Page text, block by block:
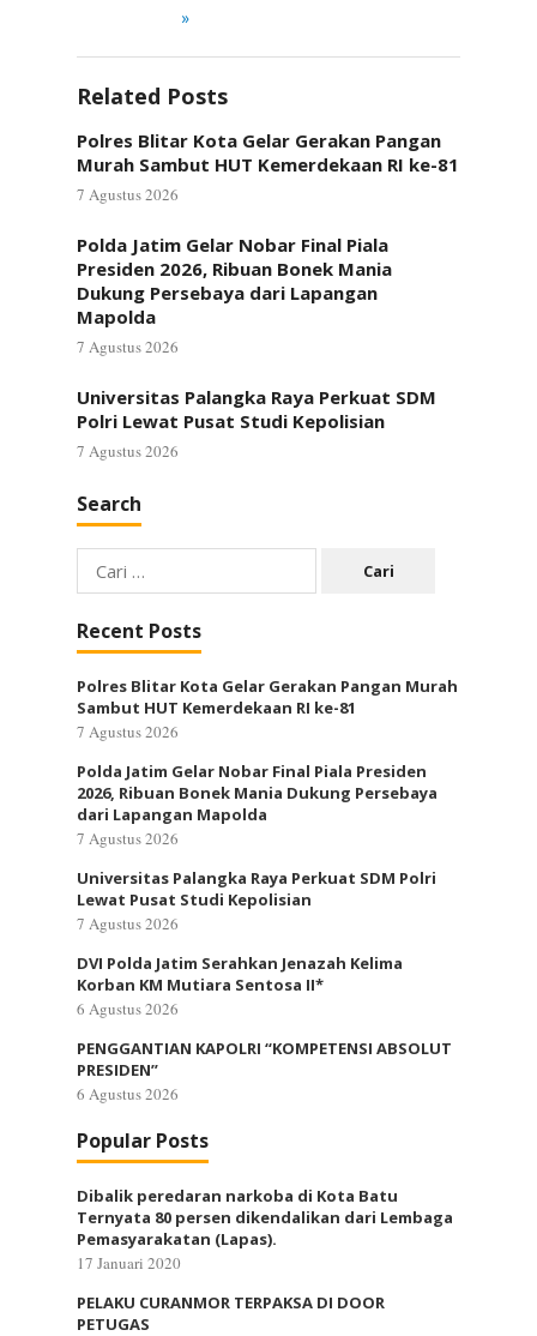
»
Related Posts
Polres Blitar Kota Gelar Gerakan Pangan
Murah Sambut HUT Kemerdekaan RI ke-81
7 Agustus 2026
Polda Jatim Gelar Nobar Final Piala
Presiden 2026, Ribuan Bonek Mania
Dukung Persebaya dari Lapangan
Mapolda
7 Agustus 2026
Universitas Palangka Raya Perkuat SDM
Polri Lewat Pusat Studi Kepolisian
7 Agustus 2026
Search
Cari
untuk:
Recent Posts
Polres Blitar Kota Gelar Gerakan Pangan Murah
Sambut HUT Kemerdekaan RI ke-81
7 Agustus 2026
Polda Jatim Gelar Nobar Final Piala Presiden
2026, Ribuan Bonek Mania Dukung Persebaya
dari Lapangan Mapolda
7 Agustus 2026
Universitas Palangka Raya Perkuat SDM Polri
Lewat Pusat Studi Kepolisian
7 Agustus 2026
DVI Polda Jatim Serahkan Jenazah Kelima
Korban KM Mutiara Sentosa II*
6 Agustus 2026
PENGGANTIAN KAPOLRI “KOMPETENSI ABSOLUT
PRESIDEN”
6 Agustus 2026
Popular Posts
Dibalik peredaran narkoba di Kota Batu
Ternyata 80 persen dikendalikan dari Lembaga
Pemasyarakatan (Lapas).
17 Januari 2020
PELAKU CURANMOR TERPAKSA DI DOOR
PETUGAS